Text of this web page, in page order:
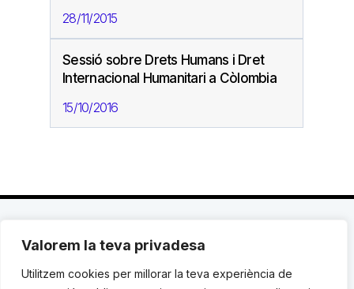
Valorem la teva privadesa
Utilitzem cookies per millorar la teva experiència de
28/11/2015
Sessió sobre Drets Humans i Dret
Internacional Humanitari a Còlombia
15/10/2016
C. Avinyó 44, 2n | 08002 Barcelona |
119 03 72|institut@idhc.org